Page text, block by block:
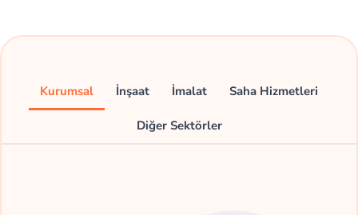
Kurumsal İnşaat İmalat Saha Hizmetleri
Diğer Sektörler